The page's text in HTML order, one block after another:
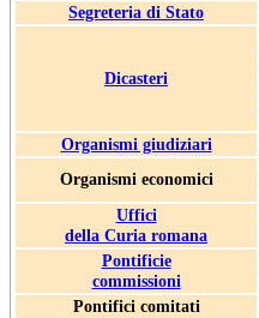
Segreteria di Stato
Dicasteri
Organismi giudiziari
Organismi economici
Uffici
della Curia romana
Pontificie
commissioni
Pontifici comitati